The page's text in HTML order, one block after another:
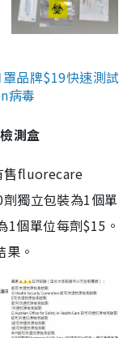
品牌$19快速測試
病毒
測盒
售fluorecare
獨立包裝為1個單
個單位每劑$15。
。